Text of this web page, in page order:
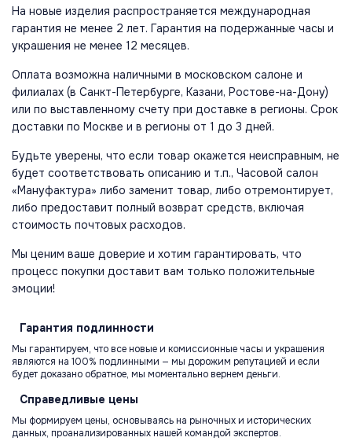
На новые изделия распространяется международная
гарантия не менее 2 лет. Гарантия на подержанные часы и
украшения не менее 12 месяцев.
Оплата возможна наличными в московском салоне и
филиалах (в Санкт-Петербурге, Казани, Ростове-на-Дону)
или по выставленному счету при доставке в регионы. Срок
доставки по Москве и в регионы от 1 до 3 дней.
Будьте уверены, что если товар окажется неисправным, не
будет соответствовать описанию и т.п., Часовой салон
«Мануфактура» либо заменит товар, либо отремонтирует,
либо предоставит полный возврат средств, включая
стоимость почтовых расходов.
Мы ценим ваше доверие и хотим гарантировать, что
процесс покупки доставит вам только положительные
эмоции!
Гарантия подлинности
Мы гарантируем, что все новые и комиссионные часы и украшения
являются на 100% подлинными — мы дорожим репутацией и если
будет доказано обратное, мы моментально вернем деньги.
Справедливые цены
Мы формируем цены, основываясь на рыночных и исторических
данных, проанализированных нашей командой экспертов.